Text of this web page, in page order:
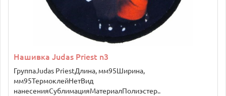
Нашивка Judas Priest n3
ГруппаJudas PriestДлина, мм95Ширина,
мм95ТермоклейНетВид
нанесенияСублимацияМатериалПолиэстер..